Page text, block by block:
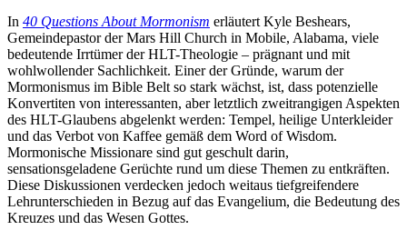
In 40 Questions About Mormonism erläutert Kyle Beshears,
Gemeindepastor der Mars Hill Church in Mobile, Alabama, viele
bedeutende Irrtümer der HLT-Theologie – prägnant und mit
wohlwollender Sachlichkeit. Einer der Gründe, warum der
Mormonismus im Bible Belt so stark wächst, ist, dass potenzielle
Konvertiten von interessanten, aber letztlich zweitrangigen Aspekten
des HLT-Glaubens abgelenkt werden: Tempel, heilige Unterkleider
und das Verbot von Kaffee gemäß dem Word of Wisdom.
Mormonische Missionare sind gut geschult darin,
sensationsgeladene Gerüchte rund um diese Themen zu entkräften.
Diese Diskussionen verdecken jedoch weitaus tiefgreifendere
Lehrunterschieden in Bezug auf das Evangelium, die Bedeutung des
Kreuzes und das Wesen Gottes.